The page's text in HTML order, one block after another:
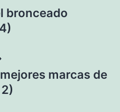
bronceado
marcas de